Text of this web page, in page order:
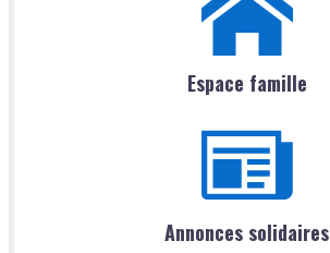
Espace famille
Annonces solidaires